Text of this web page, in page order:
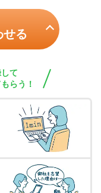
せる
て
らう！